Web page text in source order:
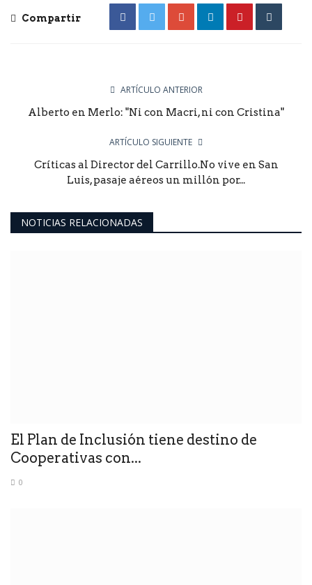
Compartir
ARTÍCULO ANTERIOR
Alberto en Merlo: "Ni con Macri, ni con Cristina"
ARTÍCULO SIGUIENTE
Críticas al Director del Carrillo.No vive en San
Luis, pasaje aéreos un millón por...
NOTICIAS RELACIONADAS
El Plan de Inclusión tiene destino de
Cooperativas con...
0